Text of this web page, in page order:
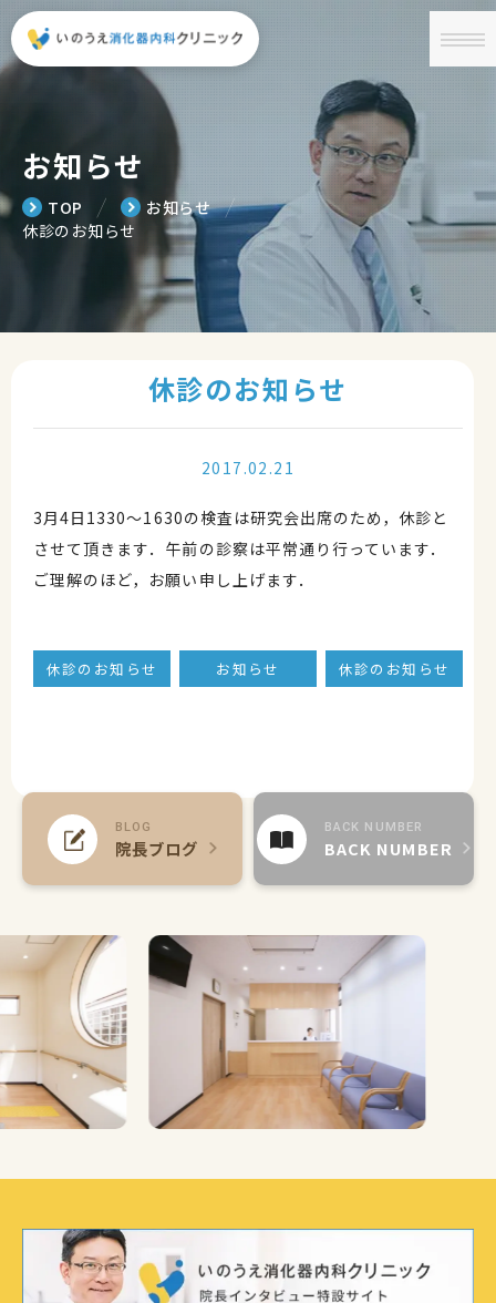
お知らせ
TOP ╱ お知らせ ╱
休診のお知らせ
休診のお知らせ
2017.02.21
3月4日1330～1630の検査は研究会出席のため，休診と
させて頂きます．午前の診察は平常通り行っています．
ご理解のほど，お願い申し上げます．
休診のお知らせ お知らせ 休診のお知らせ
BLOG
院長ブログ
BACK NUMBER
BACK NUMBER